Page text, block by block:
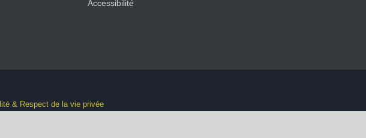
Accessibilité
& Respect de la vie privée